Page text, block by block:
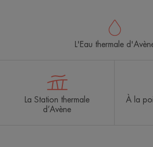
L'Eau thermale
La Station thermale
d’Avène
À la